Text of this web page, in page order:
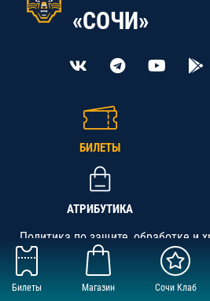
Билеты Магазин Сочи Клаб
«СОЧИ»
БИЛЕТЫ
АТРИБУТИКА
Политика по защите, обработке и
данных
АНО «СК «Кубань-Регион»,